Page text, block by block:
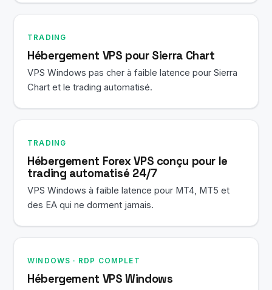
TRADING
Hébergement VPS pour Sierra Chart
VPS Windows pas cher à faible latence pour Sierra
Chart et le trading automatisé.
TRADING
Hébergement Forex VPS conçu pour le
trading automatisé 24/7
VPS Windows à faible latence pour MT4, MT5 et
des EA qui ne dorment jamais.
WINDOWS · RDP COMPLET
Hébergement VPS Windows